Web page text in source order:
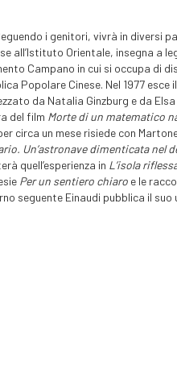
i genitori, vivrà in diversi
all’Istituto Orientale, insegna a
Campano in cui si occupa di
Popolare Cinese. Nel 1977 esce
da Natalia Ginzburg e da
del film Morte di un matematico
circa un mese risiede con
Un’astronave dimenticata nel
quell’esperienza in L’isola
Per un sentiero chiaro e le
seguente Einaudi pubblica il suo